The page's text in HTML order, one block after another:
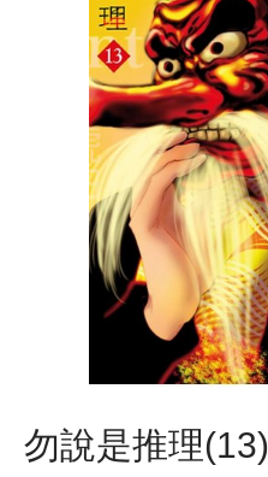
勿說是推理(13)